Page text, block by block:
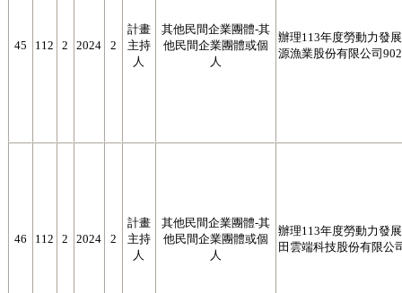
45 112 2 2024 2
計畫
主持
人
其他民間企業團體-其
他民間企業團體或個
人
辦理113年度勞動力發
源漁業股份有限公司
46 112 2 2024 2
計畫
主持
人
其他民間企業團體-其
他民間企業團體或個
人
辦理113年度勞動力發
田雲端科技股份有限公